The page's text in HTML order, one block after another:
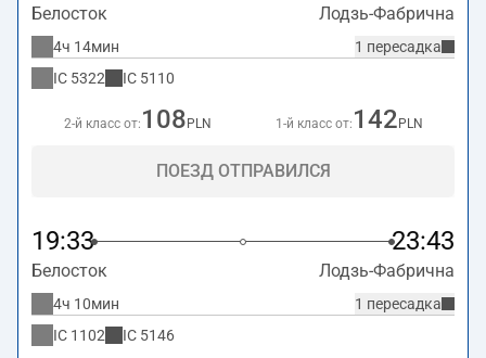
Белосток Лодзь-Фабрична
1 пересадка
4ч 14мин
IC 5322 IC 5110
2-й класс от: 108 PLN 1-й класс от: 142 PLN
ПОЕЗД ОТПРАВИЛСЯ
19:33 23:43
Белосток Лодзь-Фабрична
1 пересадка
4ч 10мин
IC 1102 IC 5146